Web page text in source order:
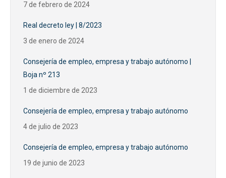
7 de febrero de 2024
Real decreto ley | 8/2023
3 de enero de 2024
Consejería de empleo, empresa y trabajo autónomo |
Boja nº 213
1 de diciembre de 2023
Consejería de empleo, empresa y trabajo autónomo
4 de julio de 2023
Consejería de empleo, empresa y trabajo autónomo
19 de junio de 2023